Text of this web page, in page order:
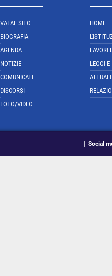
VAI AL SITO
BIOGRAFIA
AGENDA
NOTIZIE
COMUNICATI
DISCORSI
FOTO/VIDEO
HOME
LAVORI
LEGGI E
Social